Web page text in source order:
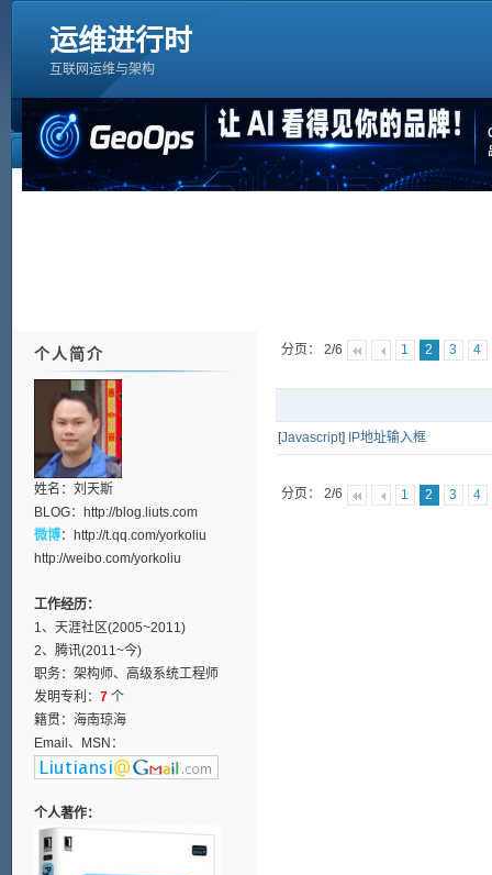
运维进行时
互联网运维与架构
分页： 2/6 1 2 3 4
[Javascript] IP地址输入框
分页： 2/6 1 2 3 4
个人简介
姓名：刘天斯
BLOG： http://blog.liuts.com
微博： http://t.qq.com/yorkoliu
http://weibo.com/yorkoliu
工作经历：
1、天涯社区(2005~2011)
2、腾讯(2011~今)
职务：架构师、高级系统工程师
发明专利： 7个
籍贯：海南琼海
Email、MSN：
个人著作：